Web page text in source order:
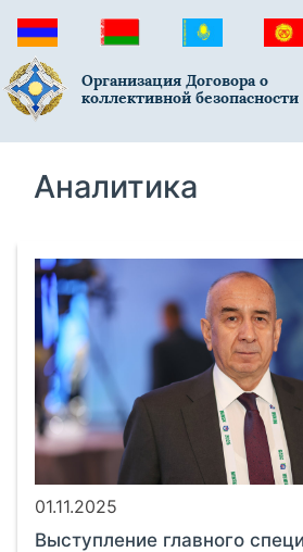
Организация Договора о
коллективной безопасности
Аналитика
01.11.2025
Выступление главного